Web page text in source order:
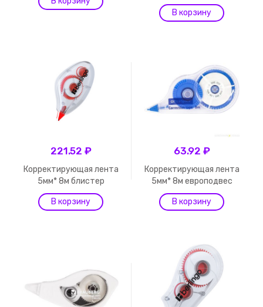
221.52 ₽
Корректирующая лента
5мм* 8м блистер
63.92 ₽
Корректирующая лента
5мм* 8м европодвес